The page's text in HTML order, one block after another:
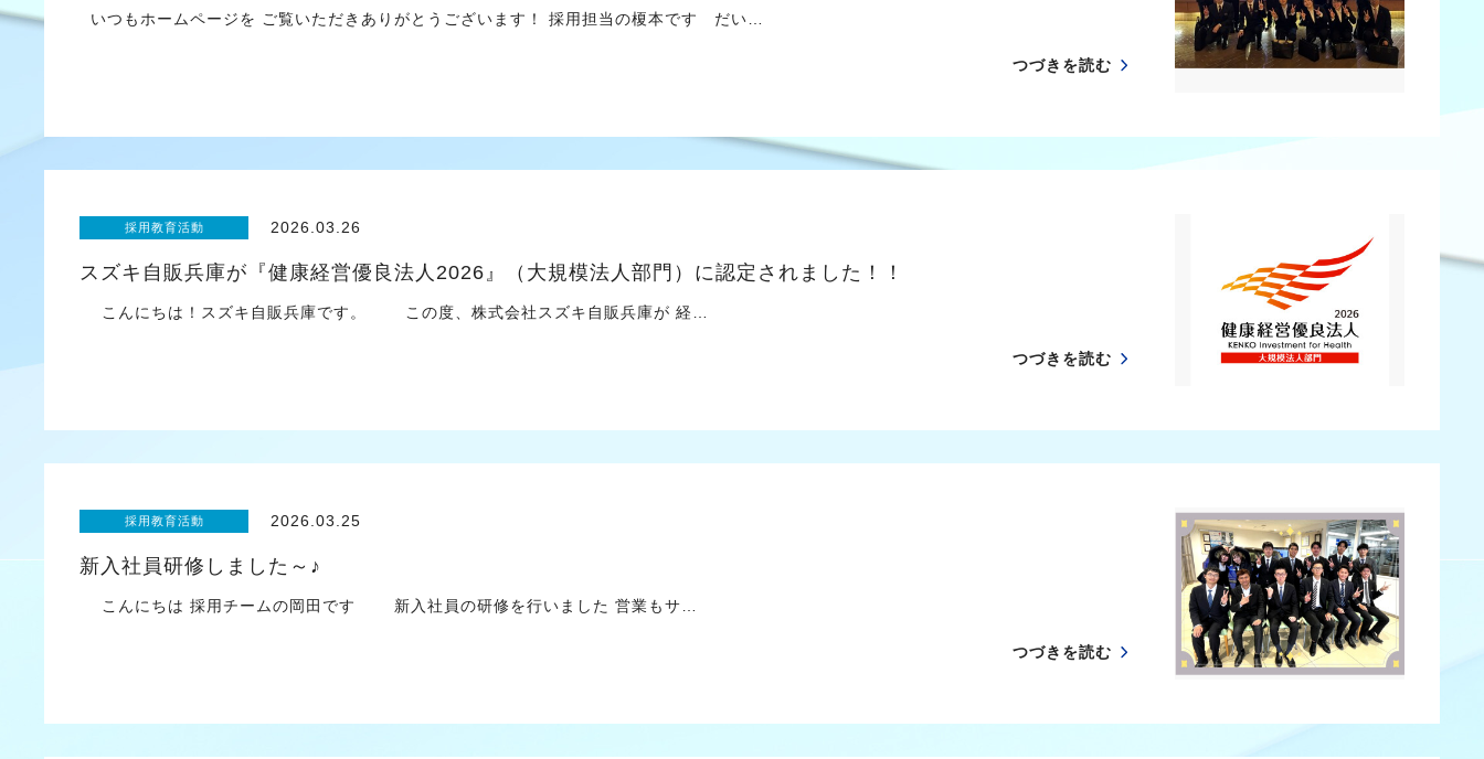
いつもホームページを ご覧いただきありがとうございます！ 採用担当の榎本です だい…
つづきを読む
採用教育活動 2026.03.26
スズキ自販兵庫が『健康経営優良法人2026』（大規模法人部門）に認定されました！！
こんにちは！スズキ自販兵庫です。 この度、株式会社スズキ自販兵庫が 経…
つづきを読む
採用教育活動 2026.03.25
新入社員研修しました～♪
こんにちは 採用チームの岡田です 新入社員の研修を行いました 営業もサ…
つづきを読む